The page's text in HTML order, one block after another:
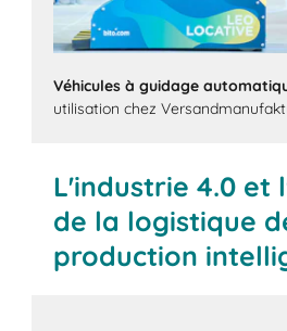
Véhicules à guidage
utilisation chez
L'industrie 4.0 et
de la logistique
production